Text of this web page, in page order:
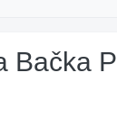
Bačka